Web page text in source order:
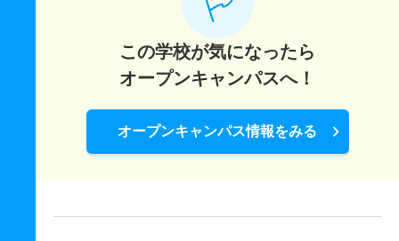
この学校が気になったら
オープンキャンパスへ！
オープンキャンパス情報をみる